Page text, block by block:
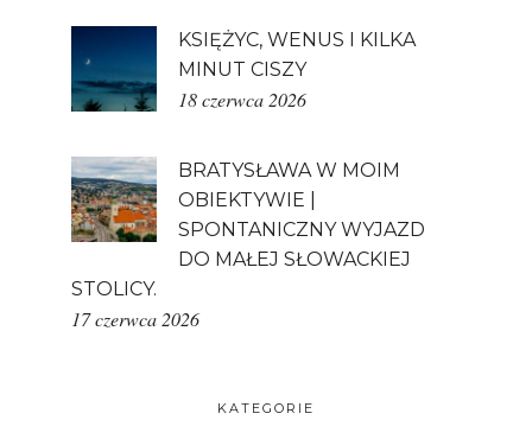
KSIĘŻYC, WENUS I KILKA
MINUT CISZY
18 czerwca 2026
BRATYSŁAWA W MOIM
OBIEKTYWIE |
SPONTANICZNY WYJAZD
DO MAŁEJ SŁOWACKIEJ
STOLICY.
17 czerwca 2026
KATEGORIE